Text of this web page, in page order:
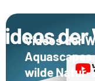
Videos der
wilde Natur-